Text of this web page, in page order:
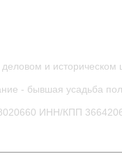
и историческом
- бывшая усадьба
ИНН/КПП